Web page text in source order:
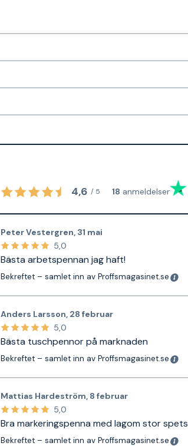
4,6 / 5 18 anmeldelser
Peter Vestergren, 31 mai
5,0
Bästa arbetspennan jag haft!
Bekreftet – samlet inn av Proffsmagasinet.se
Anders Larsson, 28 februar
5,0
Bästa tuschpennor på marknaden
Bekreftet – samlet inn av Proffsmagasinet.se
Mattias Hardeström, 8 februar
5,0
Bra markeringspenna med lagom stor spets
Bekreftet – samlet inn av Proffsmagasinet.se